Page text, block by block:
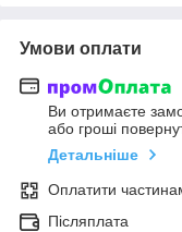
Умови оплати
Ви отримаєте
або гроші
Детальніше
Оплатити
Післяплата